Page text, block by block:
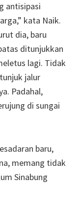
antisipasi
kata Naik.
dia, baru
ditunjukkan
lagi. Tidak
jalur
Padahal,
di sungai
baru,
memang tidak
Sinabung